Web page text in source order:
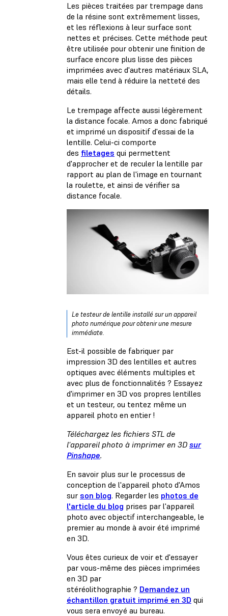
Les pièces traitées par trempage dans
de la résine sont extrêmement lisses,
et les réflexions à leur surface sont
nettes et précises. Cette méthode peut
être utilisée pour obtenir une finition de
surface encore plus lisse des pièces
imprimées avec d'autres matériaux SLA,
mais elle tend à réduire la netteté des
détails.
Le trempage affecte aussi légèrement
la distance focale. Amos a donc fabriqué
et imprimé un dispositif d'essai de la
lentille. Celui-ci comporte
des filetages qui permettent
d'approcher et de reculer la lentille par
rapport au plan de l'image en tournant
la roulette, et ainsi de vérifier sa
distance focale.
Le testeur de lentille installé sur un appareil
photo numérique pour obtenir une mesure
immédiate.
Est-il possible de fabriquer par
impression 3D des lentilles et autres
optiques avec éléments multiples et
avec plus de fonctionnalités ? Essayez
d'imprimer en 3D vos propres lentilles
et un testeur, ou tentez même un
appareil photo en entier !
Téléchargez les fichiers STL de
l'appareil photo à imprimer en 3D sur
Pinshape.
En savoir plus sur le processus de
conception de l'appareil photo d'Amos
sur son blog. Regarder les photos de
l'article du blog prises par l'appareil
photo avec objectif interchangeable, le
premier au monde à avoir été imprimé
en 3D.
Vous êtes curieux de voir et d'essayer
par vous-même des pièces imprimées
en 3D par
stéréolithographie ? Demandez un
échantillon gratuit imprimé en 3D qui
vous sera envoyé au bureau.